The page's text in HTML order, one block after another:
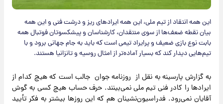
این همه انتقاد از تیم ملی، این همه ایرادهای ریز و درشت فنی و این همه
بیان نقطه ضعف‌ها از سوی منتقدان، کارشناسان و پیشکسوتان فوتبال همه
بابت نوع بازی ضعیف و پرایراد تیمی است که باید به جام جهانی برود و با
تیم‌هایی دیدار کند که بسیار آماده‌تر از امثال روسیه و تانزانیا هستند.
به گزارش پارسینه به نقل از روزنامه جوان جالب است که هیچ کدام از
ایرادها را کادر فنی تیم ملی نمی‌بینند. حرف حساب هیچ کسی به گوش
آقایان نمی‌رود. فدراسیون‌نشینان هم که این روزها بیشتر به فکر تأیید